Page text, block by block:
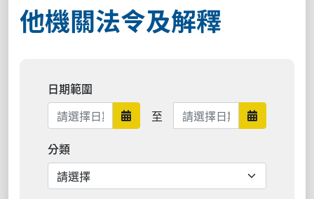
他機關法令及解釋
日期範圍
日期範圍開始
至 日期範圍結束 日期範圍
分類